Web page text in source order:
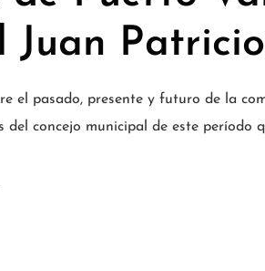
Juan
el pasado, presente y futuro de la
del concejo municipal de este período